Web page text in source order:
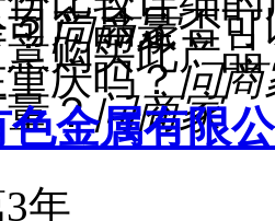
问商家
产品是否
购买此产
？问商家
庆吗？问商
金属有限
年